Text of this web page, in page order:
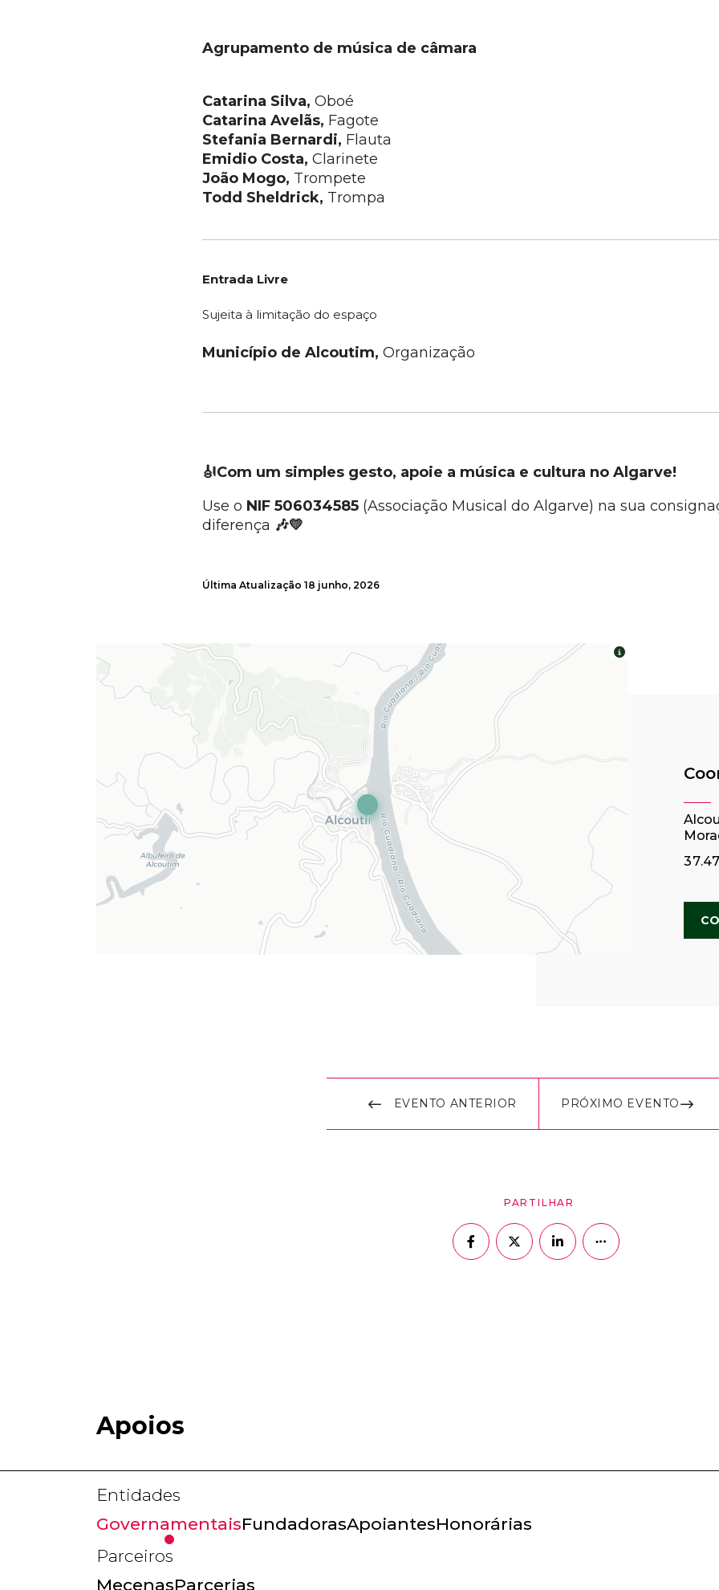
Agrupamento de música de câmara
Catarina Silva, Oboé
Catarina Avelãs, Fagote
Stefania Bernardi, Flauta
Emidio Costa, Clarinete
João Mogo, Trompete
Todd Sheldrick, Trompa
Entrada Livre
Sujeita à limitação do espaço
Município de Alcoutim, Organização
🎻Com um simples gesto, apoie a música e cultura no Algarve!
Use o NIF 506034585(Associação Musical do Algarve) na sua
diferença 🎶💛
Última Atualização 18 junho, 2026
EVENTO ANTERIOR PRÓXIMO EVENTO
PARTILHAR
Apoios
Entidades
GovernamentaisFundadorasApoiantesHonorárias
Parceiros
MecenasParcerias